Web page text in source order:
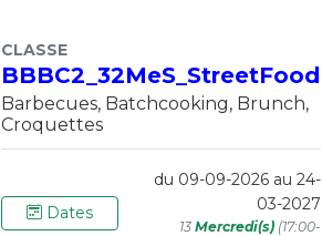
CLASSE
BBBC2_32MeS_StreetFood
Barbecues, Batchcooking, Brunch,
Croquettes
Dates
du 09-09-2026 au 24-
03-2027
13 Mercredi(s)(17:00-